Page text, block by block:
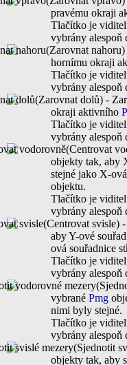
pravému okraji
Tlačítko je
vybrány alespoň
(Zarovnat
hornímu okraji
Tlačítko je
vybrány alespoň
(Zarovnat dolů) -
okraji aktivního
Tlačítko je
vybrány alespoň
(Centrovat
objekty tak, aby
stejné jako X-
objektu.
Tlačítko je
vybrány alespoň
(Centrovat svisle)
aby Y-ové
ová souřadnice
Tlačítko je
vybrány alespoň
vybrané Pmg
nimi byly stejné.
Tlačítko je
vybrány alespoň
(Sjednotit
objekty tak, aby